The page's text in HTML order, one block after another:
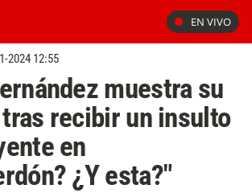
EN VIVO
2024 12:55
muestra su
recibir un insulto
en
¿Y esta?"